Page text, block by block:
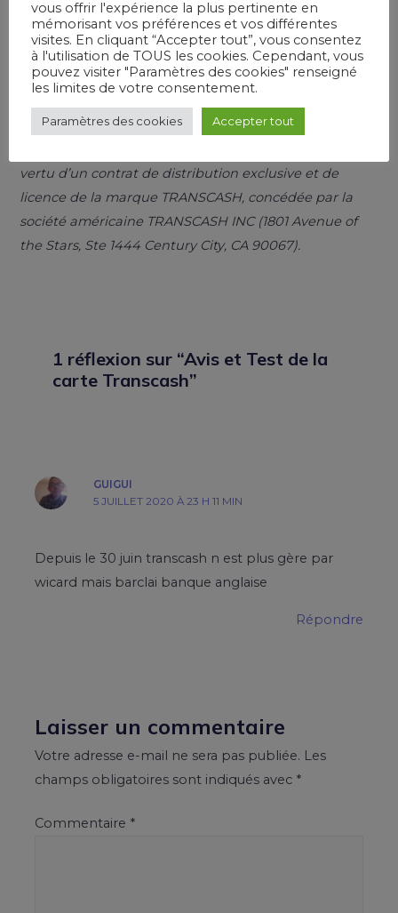
Cliquez-ici!
* R. Raphael & Sons Plc. (ci-après la « Banque
Financier de droit anglais qui émet les Cartes
vertu d’un contrat de distribution exclusive et de
licence de la marque TRANSCASH, concédée par la
société américaine TRANSCASH INC (1801 Avenue of
the Stars, Ste 1444 Century City, CA 90067).
1 réflexion sur “Avis et Test de la
carte Transcash”
GUIGUI
5 JUILLET 2020 À 23 H 11 MIN
Depuis le 30 juin transcash n est plus gère par
wicard mais barclai banque anglaise
Répondre
Laisser un commentaire
Votre adresse e-mail ne sera pas publiée. Les
champs obligatoires sont indiqués avec *
Commentaire *
vous offrir l'expérience la plus pertinente en
mémorisant vos préférences et vos différentes
visites. En cliquant “Accepter tout”, vous consentez
à l'utilisation de TOUS les cookies. Cependant, vous
pouvez visiter "Paramètres des cookies" renseigné
les limites de votre consentement.
Paramètres des cookies Accepter tout